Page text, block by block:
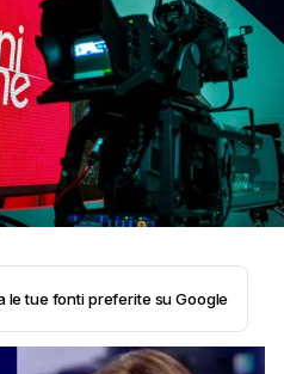
le tue fonti preferite su Google